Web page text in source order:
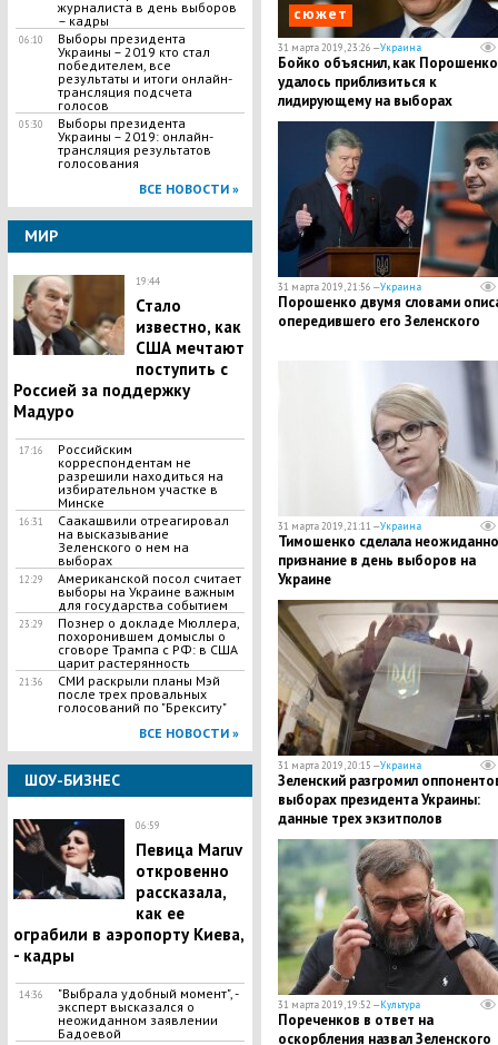
журналиста в день выборов
– кадры
06:10
Выборы президента
Украины – 2019 кто стал
победителем, все
результаты и итоги онлайн-
трансляция подсчета
голосов
05:30
Выборы президента
Украины – 2019: онлайн-
трансляция результатов
голосования
ВСЕ НОВОСТИ »
МИР
19:44
Стало
известно, как
США мечтают
поступить с
Россией за поддержку
Мадуро
17:16
Российским
корреспондентам не
разрешили находиться на
избирательном участке в
Минске
16:31
Саакашвили отреагировал
на высказывание
Зеленского о нем на
выборах
12:29
Американской посол считает
выборы на Украине важным
для государства событием
23:29
Познер о докладе Мюллера,
похоронившем домыслы о
сговоре Трампа с РФ: в США
царит растерянность
21:36
СМИ раскрыли планы Мэй
после трех провальных
голосований по "Брекситу"
ВСЕ НОВОСТИ »
ШОУ-БИЗНЕС
06:59
Певица Maruv
откровенно
рассказала,
как ее
ограбили в аэропорту Киева,
- кадры
14:36
"Выбрала удобный момент", -
эксперт высказался о
неожиданном заявлении
Бадоевой
сюжет
31 марта 2019, 23:26 —Украина
Бойко объяснил, как Порошенко
удалось приблизиться к
лидирующему на выборах
Зеленскому
31 марта 2019, 21:56 —Украина
Порошенко двумя словами
опередившего его Зеленского
31 марта 2019, 21:11 —Украина
Тимошенко сделала
признание в день выборов на
Украине
31 марта 2019, 20:15 —Украина
Зеленский разгромил
выборах президента Украины:
данные трех экзитполов
31 марта 2019, 19:52 —Культура
Пореченков в ответ на
оскорбления назвал Зеленского